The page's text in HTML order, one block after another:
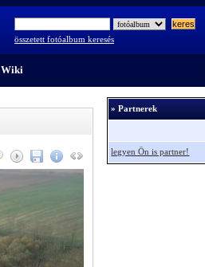
összetett fotóalbum keresés
Wiki
» Partnerek
legyen Ön is partner!